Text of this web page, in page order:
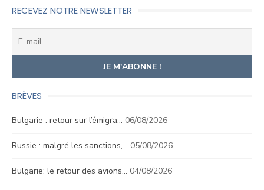
RECEVEZ NOTRE NEWSLETTER
BRÈVES
Bulgarie : retour sur l’émigra… 06/08/2026
Russie : malgré les sanctions,… 05/08/2026
Bulgarie: le retour des avions… 04/08/2026